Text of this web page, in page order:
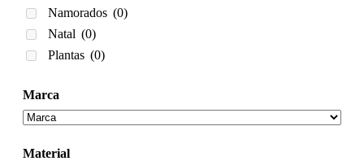
Namorados (0)
Natal (0)
Plantas (0)
Marca
Material